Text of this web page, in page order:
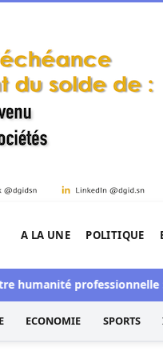
et d'investigation
A LA UNE POLITIQUE
professionnelle :
ECONOMIE SPORTS